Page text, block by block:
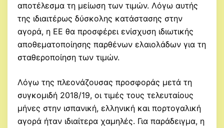
αποτέλεσμα τη μείωση των τιμών. Λόγω αυτής
της ιδιαιτέρως δύσκολης κατάστασης στην
αγορά, η ΕΕ θα προσφέρει ενίσχυση ιδιωτικής
αποθεματοποίησης παρθένων ελαιολάδων για τη
σταθεροποίηση των τιμών.
Λόγω της πλεονάζουσας προσφοράς μετά τη
συγκομιδή 2018/19, οι τιμές τους τελευταίους
μήνες στην ισπανική, ελληνική και πορτογαλική
αγορά ήταν ιδιαίτερα χαμηλές. Για παράδειγμα, η